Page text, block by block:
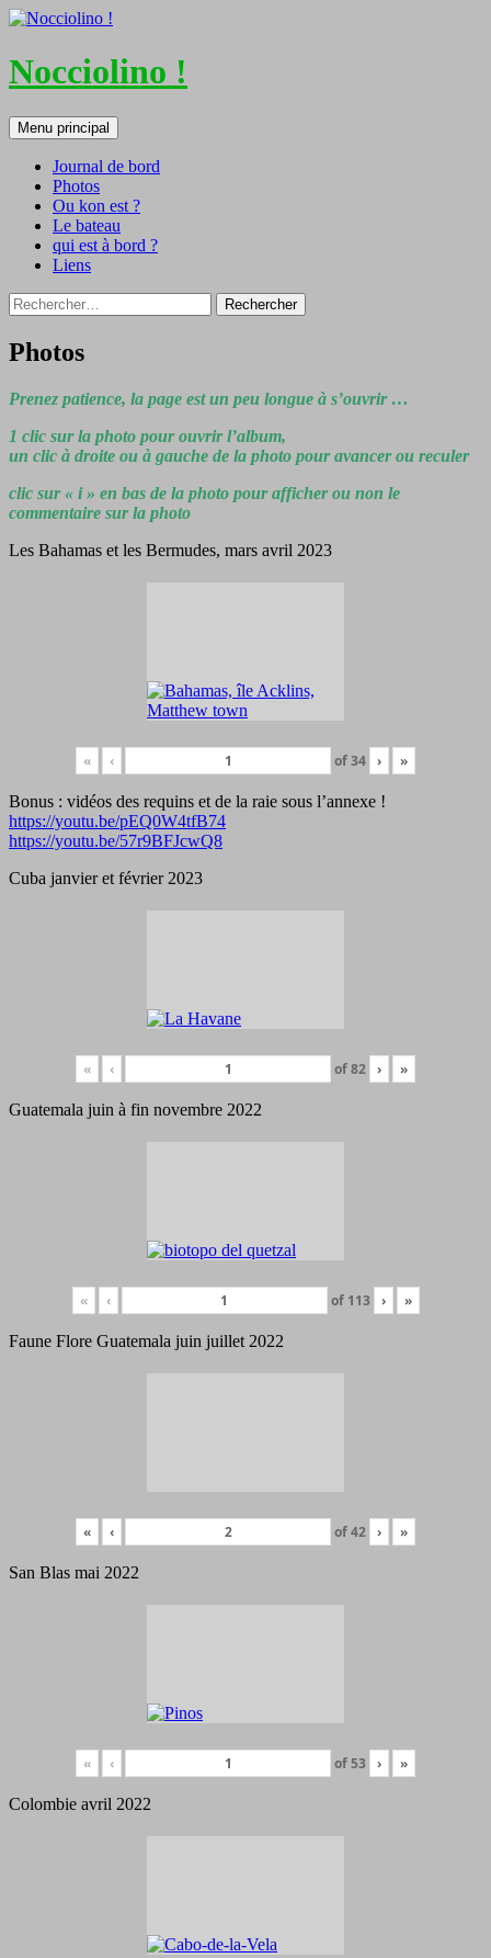
Nocciolino !
Recherche
Menu principal
Aller
au
contenu
Journal de bord
Photos
Ou kon est ?
Le bateau
qui est à bord ?
Liens
Rechercher :
Photos
Prenez patience, la page est un peu longue à s’ouvrir …
1 clic sur la photo pour ouvrir l’album,
un clic à droite ou à gauche de la photo pour avancer ou reculer
clic sur « i » en bas de la photo pour afficher ou non le
commentaire sur la photo
Les Bahamas et les Bermudes, mars avril 2023
« ‹ of34 › »
Bonus : vidéos des requins et de la raie sous l’annexe !
https://youtu.be/pEQ0W4tfB74
https://youtu.be/57r9BFJcwQ8
Cuba janvier et février 2023
« ‹ of82 › »
Guatemala juin à fin novembre 2022
« ‹ of 113 › »
Faune Flore Guatemala juin juillet 2022
« ‹ of42 › »
San Blas mai 2022
« ‹ of53 › »
Colombie avril 2022